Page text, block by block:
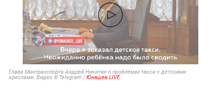
Глава Минтранспорта Андрей Никитин о проблемах такси с детскими
креслами. Видео © Telegram /Юнашев LIVE